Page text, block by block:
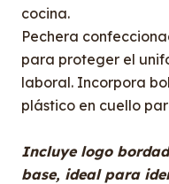
cocina.
Pechera
para proteger el
laboral. Incorpora
plástico en cuello
Incluye logo
base, ideal para